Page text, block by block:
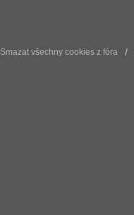
Smazat všechny cookies z fóra